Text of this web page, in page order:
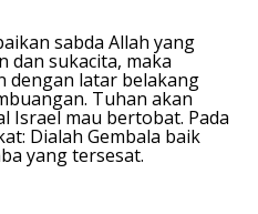
sabda Allah yang
dan sukacita, maka
dengan latar belakang
Tuhan akan
Israel mau bertobat. Pada
Dialah Gembala baik
yang tersesat.